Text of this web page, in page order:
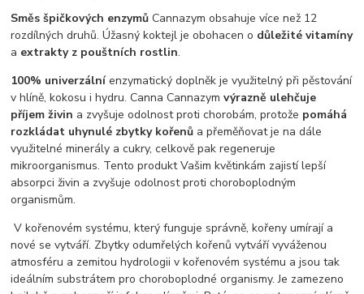
Směs špičkových enzymů Cannazym obsahuje více než 12
rozdílných druhů. Úžasný koktejl je obohacen o důležité vitamíny
a extrakty z pouštních rostlin.
100% univerzálníenzymatický doplněk je využitelný při pěstování
v hlíně, kokosu i hydru. Canna Cannazymvýrazně ulehčuje
příjem živin a zvyšuje odolnost proti chorobám, protože pomáhá
rozkládat uhynulé zbytky kořenů a přeměňovat je na dále
využitelné minerály a cukry, celkově pak regeneruje
mikroorganismus. Tento produkt Vašim květinkám zajistí lepší
absorpci živin a zvyšuje odolnost proti choroboplodným
organismům.
V kořenovém systému, který funguje správně, kořeny umírají a
nové se vytváří. Zbytky odumřelých kořenů vytváří vyváženou
atmosféru a zemitou hydrologii v kořenovém systému a jsou tak
ideálním substrátem pro choroboplodné organismy. Je zamezeno